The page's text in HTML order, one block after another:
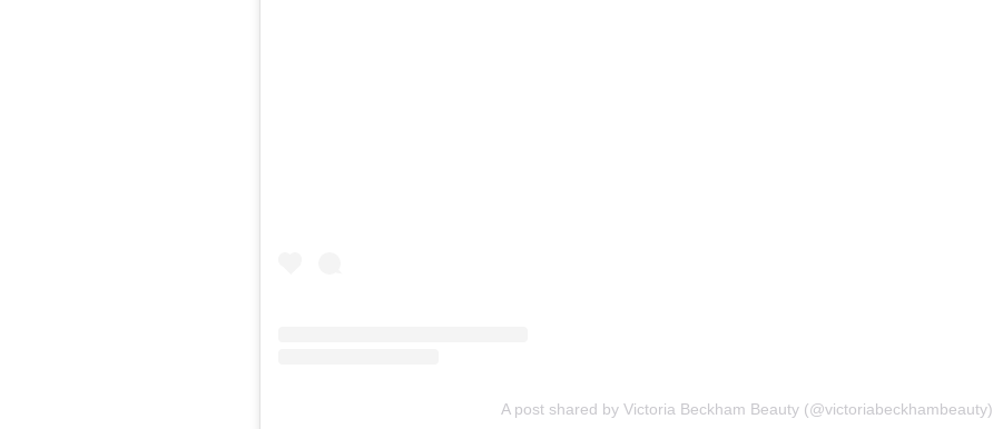
A post shared by Victoria Beckham Beauty (@victoriabeckhambeauty)